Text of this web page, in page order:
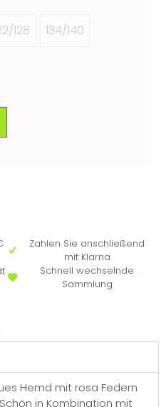
128 134/140
Zahlen Sie anschließend
mit Klarna
Schnell wechselnde
Sammlung
Hemd mit rosa Federn
in Kombination mit